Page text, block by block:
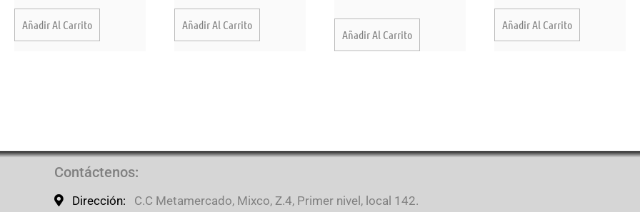
Añadir Al Carrito Añadir Al Carrito
Añadir Al Carrito
Añadir Al Carrito
Contáctenos:
Dirección: C.C Metamercado, Mixco, Z.4, Primer nivel, local 142.